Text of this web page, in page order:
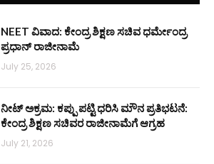
NEET ವಿವಾದ: ಕೇಂದ್ರ ಶಿಕ್ಷಣ ಸಚಿವ ಧರ್ಮೇಂದ್ರ
ಪ್ರಧಾನ್ ರಾಜೀನಾಮೆ
July 25, 2026
ನೀಟ್ ಅಕ್ರಮ: ಕಪ್ಪು ಪಟ್ಟಿ ಧರಿಸಿ ಮೌನ ಪ್ರತಿಭಟನೆ:
ಕೇಂದ್ರ ಶಿಕ್ಷಣ ಸಚಿವರ ರಾಜೀನಾಮೆಗೆ ಆಗ್ರಹ
July 21, 2026